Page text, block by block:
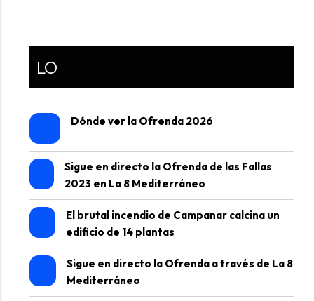
LO
Dónde ver la Ofrenda 2026
Sigue en directo la Ofrenda de las Fallas
2023 en La 8 Mediterráneo
El brutal incendio de Campanar calcina un
edificio de 14 plantas
Sigue en directo la Ofrenda a través de La 8
Mediterráneo